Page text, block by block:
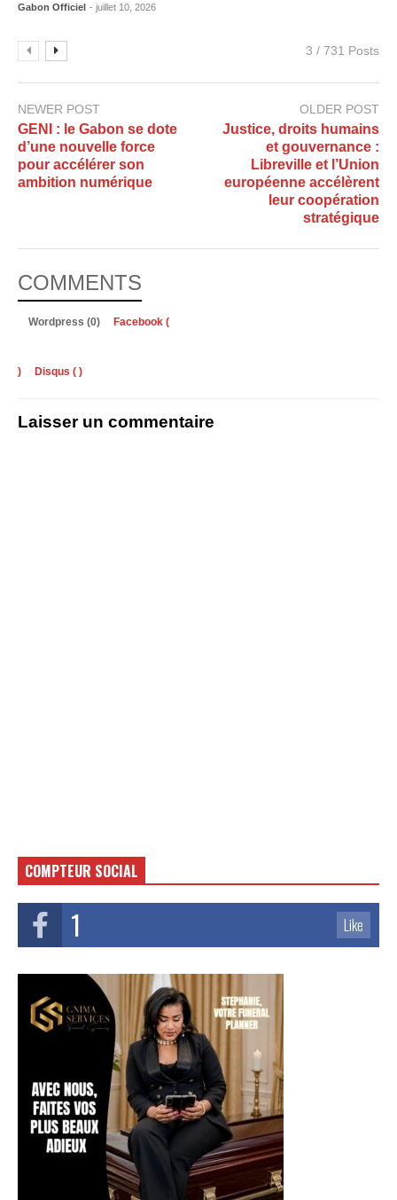
Gabon Officiel - juillet 10, 2026
3 / 731 Posts
NEWER POST
GENI : le Gabon se dote
d’une nouvelle force
pour accélérer son
ambition numérique
OLDER POST
Justice, droits humains
et gouvernance :
Libreville et l’Union
européenne accélèrent
leur coopération
stratégique
COMMENTS
Wordpress (0) Facebook (
) Disqus ( )
Laisser un commentaire
COMPTEUR SOCIAL
1 Like